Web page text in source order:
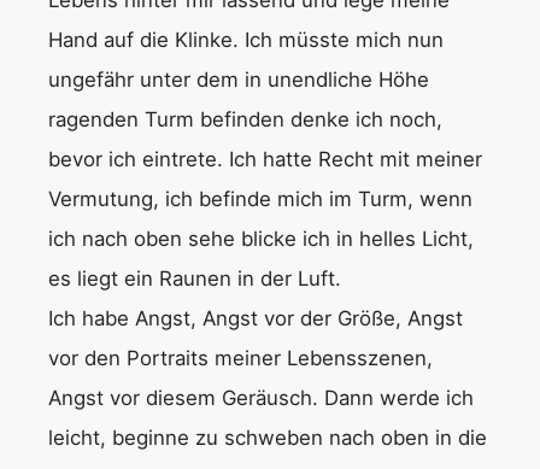
Hand auf die Klinke. Ich müsste mich nun
ungefähr unter dem in unendliche Höhe
ragenden Turm befinden denke ich noch,
bevor ich eintrete. Ich hatte Recht mit meiner
Vermutung, ich befinde mich im Turm, wenn
ich nach oben sehe blicke ich in helles Licht,
es liegt ein Raunen in der Luft.
Ich habe Angst, Angst vor der Größe, Angst
vor den Portraits meiner Lebensszenen,
Angst vor diesem Geräusch. Dann werde ich
leicht, beginne zu schweben nach oben in die